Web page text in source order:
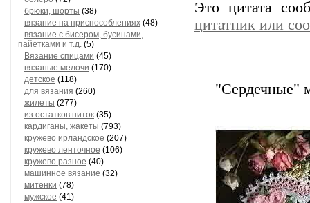
брюки, шорты (38)
вязание на приспособлениях (48)
вязание с бисером, бусинами,
пайетками и т.д. (5)
Вязание спицами (45)
вязаные мелочи (170)
детское (118)
для вязания (260)
жилеты (277)
из остатков ниток (35)
кардиганы, жакеты (793)
кружево ирландское (207)
кружево ленточное (106)
кружево разное (40)
машинное вязание (32)
митенки (78)
мужское (41)
Это цитата
цитатник или
"Сердечные"